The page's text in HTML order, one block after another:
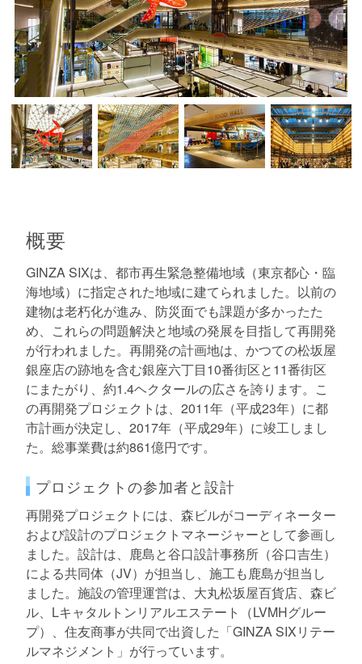
概要
GINZA SIXは、都市再生緊急整備地域（東京都心・臨
海地域）に指定された地域に建てられました。以前の
建物は老朽化が進み、防災面でも課題が多かったた
め、これらの問題解決と地域の発展を目指して再開発
が行われました。再開発の計画地は、かつての松坂屋
銀座店の跡地を含む銀座六丁目10番街区と11番街区
にまたがり、約1.4ヘクタールの広さを誇ります。こ
の再開発プロジェクトは、2011年（平成23年）に都
市計画が決定し、2017年（平成29年）に竣工しまし
た。総事業費は約861億円です。
プロジェクトの参加者と設計
再開発プロジェクトには、森ビルがコーディネーター
および設計のプロジェクトマネージャーとして参画し
ました。設計は、鹿島と谷口設計事務所（谷口吉生）
による共同体（JV）が担当し、施工も鹿島が担当し
ました。施設の管理運営は、大丸松坂屋百貨店、森ビ
ル、Lキャタルトンリアルエステート（LVMHグルー
プ）、住友商事が共同で出資した「GINZA SIXリテー
ルマネジメント」が行っています。